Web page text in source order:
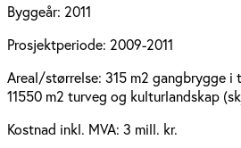
Byggeår: 2011
Prosjektperiode: 2009-2011
Areal/størrelse: 315 m2 gangbrygge i
11550 m2 turveg og kulturlandskap
Kostnad inkl. MVA: 3 mill. kr.